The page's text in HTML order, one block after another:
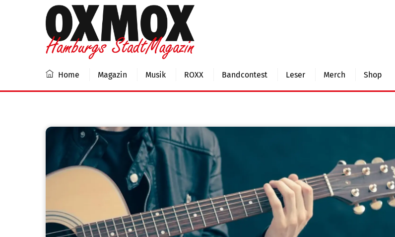
Home Magazin Musik ROXX Bandcontest Leser Merch Shop